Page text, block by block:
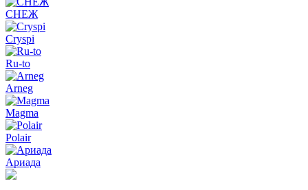
СНЕЖ
Cryspi
Ru-to
Arneg
Magma
Polair
Ариада